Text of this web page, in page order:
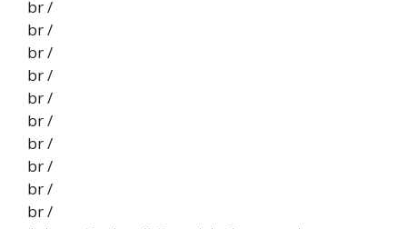
br /
br /
br /
br /
br /
br /
br /
br /
br /
br /